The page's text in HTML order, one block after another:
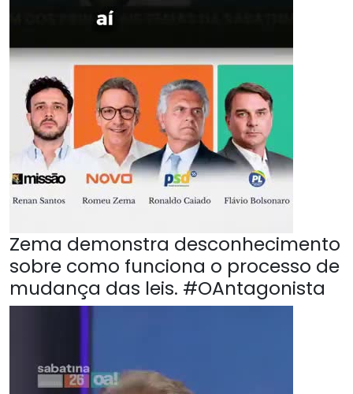
Zema demonstra desconhecimento
sobre como funciona o processo de
mudança das leis. #OAntagonista